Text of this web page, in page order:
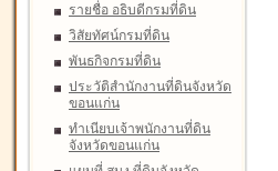
รายชื่อ อธิบดีกรมที่ดิน
วิสัยทัศน์กรมที่ดิน
พันธกิจกรมที่ดิน
ประวัติสำนักงานที่ดินจังหวัด
ขอนแก่น
ทำเนียบเจ้าพนักงานที่ดิน
จังหวัดขอนแก่น